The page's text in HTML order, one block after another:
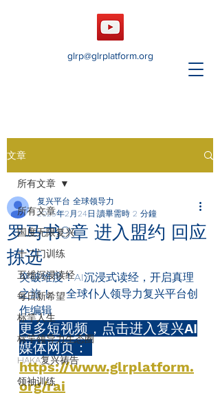
glrp@glrplatform.org
文章
所有文章
国度无限复兴
十二门训练
五维沉浸读经
每日新希望
标竿人生
标竿领导力生态圈
HAKA复兴祷告
领袖训练
所有文章
罗马书9章 进入盟约 回应
拣选
复兴平台 全球领导力
2025年2月24日 讀畢需時 2 分鐘
突破维度！AI沉浸式读经，开启真理
之旅！    全球仆人领导力复兴平台创
作编辑
更多短视频，点击进入复兴AI
媒体网页：
https://www.glrplatform.
org/rai